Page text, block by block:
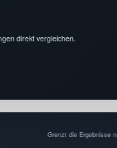
direkt vergleichen.
Grenzt die Ergebnisse